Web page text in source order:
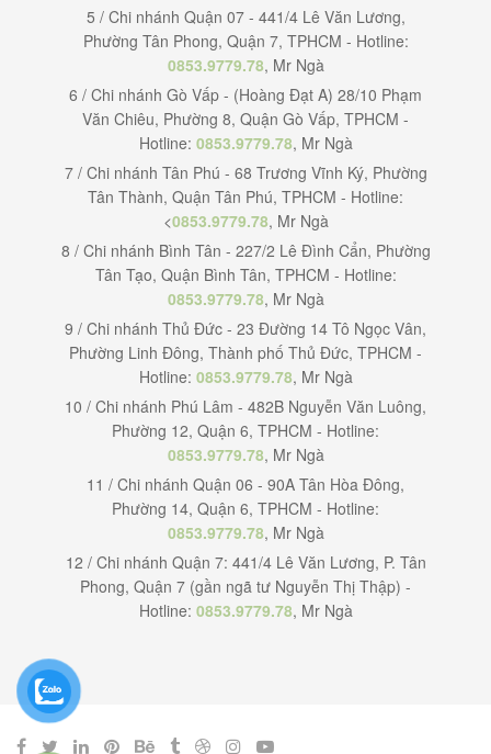
5 / Chi nhánh Quận 07 - 441/4 Lê Văn Lương,
Phường Tân Phong, Quận 7, TPHCM - Hotline:
0853.9779.78, Mr Ngà
6 / Chi nhánh Gò Vấp - (Hoàng Đạt A) 28/10 Phạm
Văn Chiêu, Phường 8, Quận Gò Vấp, TPHCM -
Hotline: 0853.9779.78, Mr Ngà
7 / Chi nhánh Tân Phú - 68 Trương Vĩnh Ký, Phường
Tân Thành, Quận Tân Phú, TPHCM - Hotline:
<0853.9779.78, Mr Ngà
8 / Chi nhánh Bình Tân - 227/2 Lê Đình Cẩn, Phường
Tân Tạo, Quận Bình Tân, TPHCM - Hotline:
0853.9779.78, Mr Ngà
9 / Chi nhánh Thủ Đức - 23 Đường 14 Tô Ngọc Vân,
Phường Linh Đông, Thành phố Thủ Đức, TPHCM -
Hotline: 0853.9779.78, Mr Ngà
10 / Chi nhánh Phú Lâm - 482B Nguyễn Văn Luông,
Phường 12, Quận 6, TPHCM - Hotline:
0853.9779.78, Mr Ngà
11 / Chi nhánh Quận 06 - 90A Tân Hòa Đông,
Phường 14, Quận 6, TPHCM - Hotline:
0853.9779.78, Mr Ngà
12 / Chi nhánh Quận 7: 441/4 Lê Văn Lương, P. Tân
Phong, Quận 7 (gần ngã tư Nguyễn Thị Thập) -
Hotline: 0853.9779.78, Mr Ngà